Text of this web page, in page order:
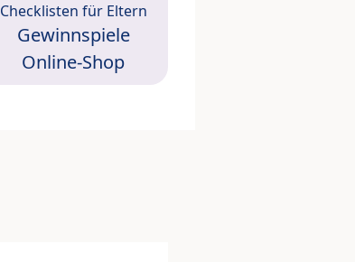
Checklisten für Eltern
Gewinnspiele
Online-Shop